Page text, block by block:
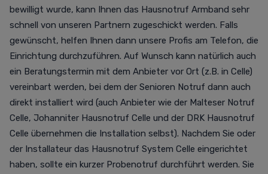
bewilligt wurde, kann Ihnen das Hausnotruf Armband sehr
schnell von unseren Partnern zugeschickt werden. Falls
gewünscht, helfen Ihnen dann unsere Profis am Telefon, die
Einrichtung durchzuführen. Auf Wunsch kann natürlich auch
ein Beratungstermin mit dem Anbieter vor Ort (z.B. in Celle)
vereinbart werden, bei dem der Senioren Notruf dann auch
direkt installiert wird (auch Anbieter wie der Malteser Notruf
Celle, Johanniter Hausnotruf Celle und der DRK Hausnotruf
Celle übernehmen die Installation selbst). Nachdem Sie oder
der Installateur das Hausnotruf System Celle eingerichtet
haben, sollte ein kurzer Probenotruf durchführt werden. Sie